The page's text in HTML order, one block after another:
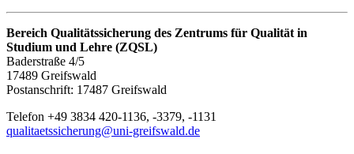
Bereich Qualitätssicherung des Zentrums für Qualität in
Studium und Lehre (ZQSL)
Baderstraße 4/5
17489 Greifswald
Postanschrift: 17487 Greifswald
Telefon +49 3834 420-1136, -3379, -1131
qualitaetssicherung@uni-greifswald.de